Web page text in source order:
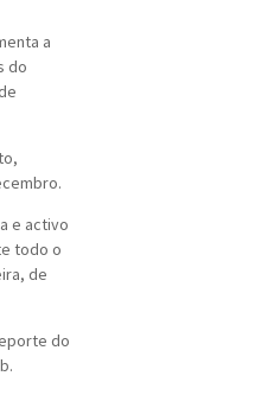
a
do
e activo
todo o
de
do